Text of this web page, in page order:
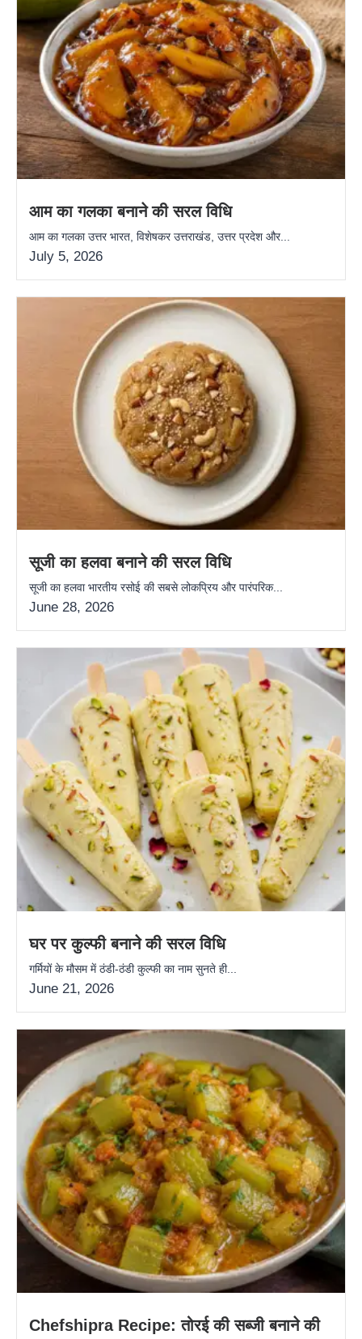
आम का गलका बनाने की सरल विधि
आम का गलका उत्तर भारत, विशेषकर उत्तराखंड, उत्तर प्रदेश और...
July 5, 2026
सूजी का हलवा बनाने की सरल विधि
सूजी का हलवा भारतीय रसोई की सबसे लोकप्रिय और पारंपरिक...
June 28, 2026
घर पर कुल्फी बनाने की सरल विधि
गर्मियों के मौसम में ठंडी-ठंडी कुल्फी का नाम सुनते ही...
June 21, 2026
Chefshipra Recipe: तोरई की सब्जी बनाने की